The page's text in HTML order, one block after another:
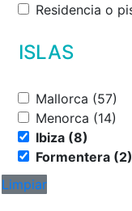
ISLAS
Mallorca (57)
Menorca (14)
Ibiza (8)
Formentera (2)
Limpiar